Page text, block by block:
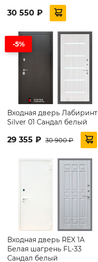
30 550 ₽
-5%
Входная дверь Лабиринт
Silver 01 Сандал белый
29 355 ₽ 30 900 ₽
Входная дверь REX 1А
Белая шагрень FL-33
Сандал белый